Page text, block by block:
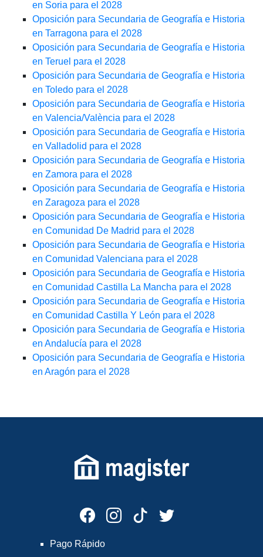
en Soria para el 2028
Oposición para Secundaria de Geografía e Historia
en Tarragona para el 2028
Oposición para Secundaria de Geografía e Historia
en Teruel para el 2028
Oposición para Secundaria de Geografía e Historia
en Toledo para el 2028
Oposición para Secundaria de Geografía e Historia
en Valencia/València para el 2028
Oposición para Secundaria de Geografía e Historia
en Valladolid para el 2028
Oposición para Secundaria de Geografía e Historia
en Zamora para el 2028
Oposición para Secundaria de Geografía e Historia
en Zaragoza para el 2028
Oposición para Secundaria de Geografía e Historia
en Comunidad De Madrid para el 2028
Oposición para Secundaria de Geografía e Historia
en Comunidad Valenciana para el 2028
Oposición para Secundaria de Geografía e Historia
en Comunidad Castilla La Mancha para el 2028
Oposición para Secundaria de Geografía e Historia
en Comunidad Castilla Y León para el 2028
Oposición para Secundaria de Geografía e Historia
en Andalucía para el 2028
Oposición para Secundaria de Geografía e Historia
en Aragón para el 2028
Pago Rápido